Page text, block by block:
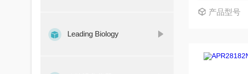
Leading Biology
产品型号